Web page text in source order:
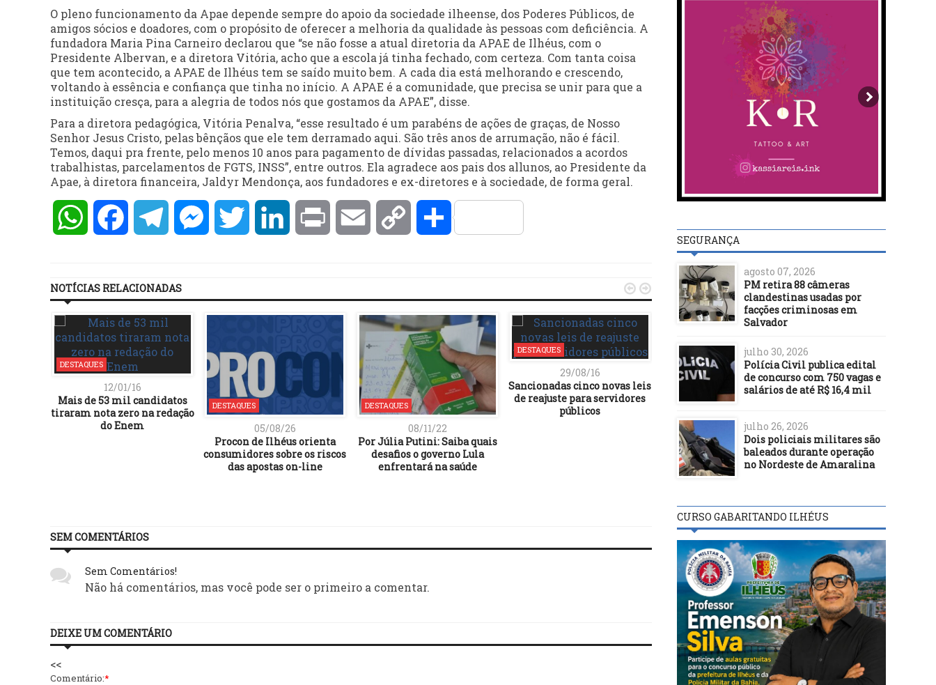
O pleno funcionamento da Apae depende sempre do apoio da sociedade ilheense, dos Poderes Públicos, de
amigos sócios e doadores, com o propósito de oferecer a melhoria da qualidade às pessoas com deficiência. A
fundadora Maria Pina Carneiro declarou que “se não fosse a atual diretoria da APAE de Ilhéus, com o
Presidente Albervan, e a diretora Vitória, acho que a escola já tinha fechado, com certeza. Com tanta coisa
que tem acontecido, a APAE de Ilhéus tem se saído muito bem. A cada dia está melhorando e crescendo,
voltando à essência e confiança que tinha no início. A APAE é a comunidade, que precisa se unir para que a
instituição cresça, para a alegria de todos nós que gostamos da APAE”, disse.
Para a diretora pedagógica, Vitória Penalva, “esse resultado é um parabéns de ações de graças, de Nosso
Senhor Jesus Cristo, pelas bênçãos que ele tem derramado aqui. São três anos de arrumação, não é fácil.
Temos, daqui pra frente, pelo menos 10 anos para pagamento de dívidas passadas, relacionados a acordos
trabalhistas, parcelamentos de FGTS, INSS”, entre outros. Ela agradece aos pais dos allunos, ao Presidente da
Apae, à diretora financeira, Jaldyr Mendonça, aos fundadores e ex-diretores e à sociedade, de forma geral.
WhatsAppFacebookTelegramMessengerTwitter LinkedInPrint Email Copy Compartilhar
NOTÍCIAS RELACIONADAS
DESTAQUES
12/01/16
Mais de 53 mil candidatos
tiraram nota zero na redação
do Enem
DESTAQUES
05/08/26
Procon de Ilhéus orienta
consumidores sobre os riscos
das apostas on-line
DESTAQUES
08/11/22
Por Júlia Putini: Saiba quais
desafios o governo Lula
enfrentará na saúde
DESTAQUES
29/08/16
Sancionadas cinco novas leis
de reajuste para servidores
públicos
DESTAQUES
10/12/17
SELEÇÃO EUNÁPOLIS É
CAMPEÃO INÉDITO DO
INTERMUNICIPAL
Projeto do vereador
GOMES (PV) dispõe
Selo Empresa “Amigas
 
SEM COMENTÁRIOS
Sem Comentários!
Não há comentários, mas você pode ser o primeiro a comentar.
DEIXE UM COMENTÁRIO
<<
Comentário:*
SEGURANÇA
agosto 07, 2026
PM retira 88 câmeras
clandestinas usadas por
facções criminosas em
Salvador
julho 30, 2026
Polícia Civil publica edital
de concurso com 750 vagas e
salários de até R$ 16,4 mil
julho 26, 2026
Dois policiais militares são
baleados durante operação
no Nordeste de Amaralina
CURSO GABARITANDO ILHÉUS